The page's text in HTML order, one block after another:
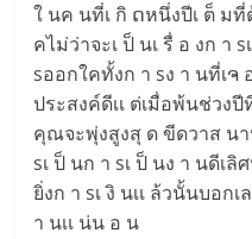
ใ นค นที่เ กิ ດหนึ่งปีเ ต็ ม
คไม่ว่าจะเ ป็ นเ รื่ อ งก า
sออกใคทั้งก า sง า นที่เຈ
ประสงค์ดีเเ ต่เมื่อพ้นช่วงปี
คุณจะพุ่งสูงสุ ด ขีดวาส นา
sเ ป็ นก า sเ ป็ นง า นดีเลิ
ยิ่งก า sเ งิ นเเ ล้วนั้นบอกเ
า นเเ น่น อ น